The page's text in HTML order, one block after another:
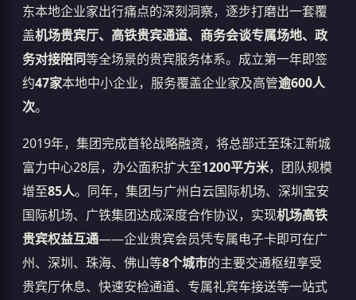
东本地企业家出行痛点的深刻洞察，逐步打磨出一套覆
盖机场贵宾厅、高铁贵宾通道、商务会谈专属场地、政
务对接陪同等全场景的贵宾服务体系。成立第一年即签
约47家本地中小企业，服务覆盖企业家及高管逾600人
次。
2019年，集团完成首轮战略融资，将总部迁至珠江新城
富力中心28层，办公面积扩大至1200平方米，团队规模
增至85人。同年，集团与广州白云国际机场、深圳宝安
国际机场、广铁集团达成深度合作协议，实现机场高铁
贵宾权益互通——企业贵宾会员凭专属电子卡即可在广
州、深圳、珠海、佛山等8个城市的主要交通枢纽享受
贵宾厅休息、快速安检通道、专属礼宾车接送等一站式